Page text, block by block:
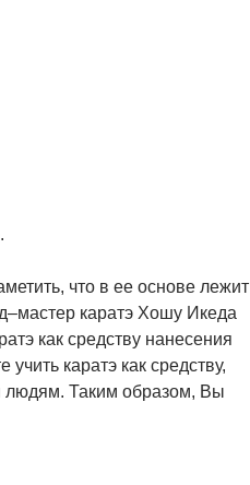
что в ее основе лежит
каратэ Хошу Икеда
как средству нанесения
каратэ как средству,
людям. Таким образом, Вы